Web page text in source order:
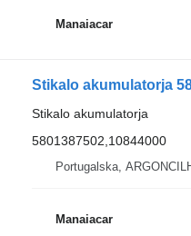
Manaiacar
Stikalo akumulatorja
Stikalo akumulatorja
5801387502,10844000
Portugalska,
Manaiacar